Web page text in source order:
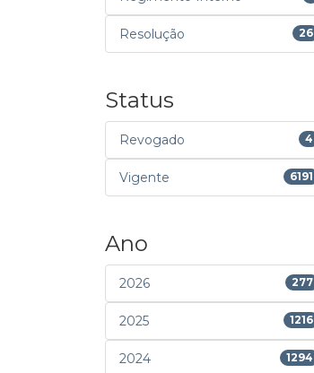
Resolução 26
Status
Revogado 4
Vigente 6191
Ano
2026 277
2025 1216
2024 1294